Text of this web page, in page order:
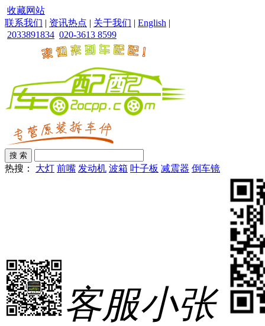
收藏网站
联系我们 | 资讯热点 | 关于我们 | English |
2033891834 020-3613 8599
热搜： 大灯 前嘴 发动机 波箱 叶子板 减震器 倒车镜
客服小张